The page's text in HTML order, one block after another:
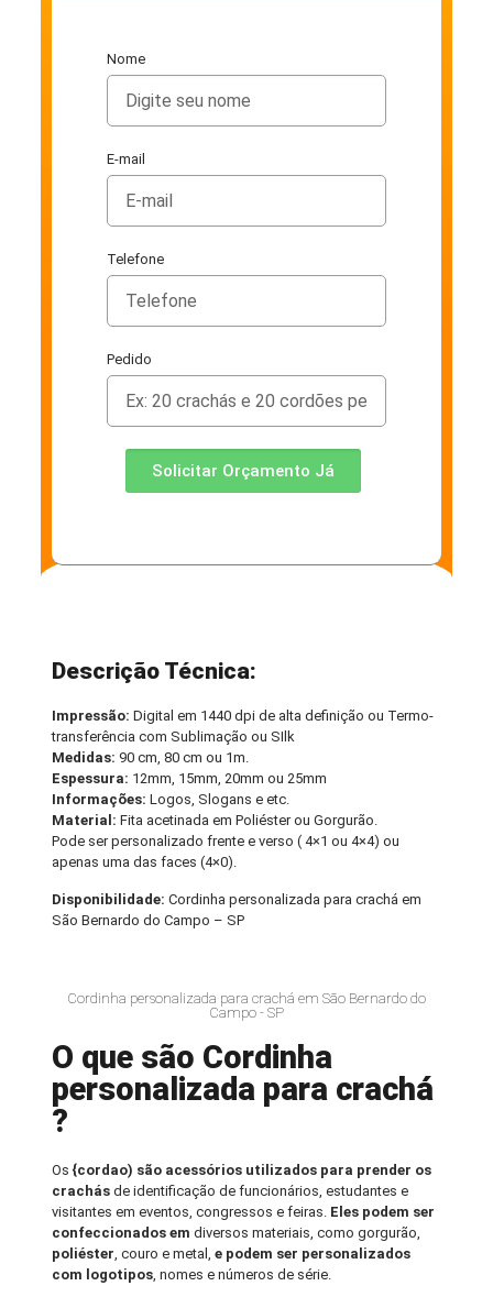
Nome
E-mail
Telefone
Pedido
Solicitar Orçamento Já
Descrição Técnica:
Impressão: Digital em 1440 dpi de alta definição ou Termo-
transferência com Sublimação ou SIlk
Medidas: 90 cm, 80 cm ou 1m.
Espessura: 12mm, 15mm, 20mm ou 25mm
Informações:Logos, Slogans e etc.
Material: Fita acetinada em Poliéster ou Gorgurão.
Pode ser personalizado frente e verso ( 4×1 ou 4×4) ou
apenas uma das faces (4×0).
Disponibilidade:Cordinha personalizada para crachá em
São Bernardo do Campo – SP
Cordinha personalizada para crachá em São Bernardo do
Campo - SP
O que são Cordinha
personalizada para crachá
?
Os {cordao) são acessórios utilizados para prender os
crachás de identificação de funcionários, estudantes e
visitantes em eventos, congressos e feiras. Eles podem ser
confeccionados emdiversos materiais, como gorgurão,
poliéster, couro e metal,e podem ser personalizados
com logotipos, nomes e números de série.